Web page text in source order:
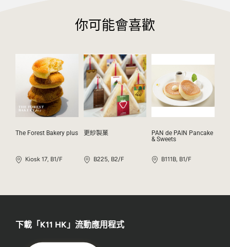
你可能會喜歡
The Forest Bakery plus
Kiosk 17, B1/F
更紗製菓
B225, B2/F
PAN de PAIN Pancake
& Sweets
B111B, B1/F
下載「K11 HK」流動應用程式